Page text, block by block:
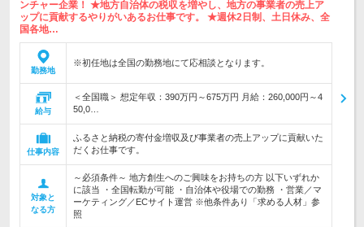
ンチャー企業！ ★地方自治体の税収を増やし、地方の事業者の売上ア
ップに貢献するやりがいあるお仕事です。 ★週休2日制、土日休み、全
国各地…
勤務地
※初任地は全国の勤務地にて応相談となります。
給与
＜全国職＞ 想定年収：390万円～675万円 月給：260,000円～4
50,0…
仕事内容
ふるさと納税の寄付金増収及び事業者の売上アップに貢献いた
だくお仕事です。
対象と
なる方
～必須条件～ 地方創生へのご興味をお持ちの方 以下いずれか
に該当 ・全国転勤が可能 ・自治体や役場での勤務 ・営業／マ
ーケティング／ECサイト運営 ※他条件あり「求める人材」参
照